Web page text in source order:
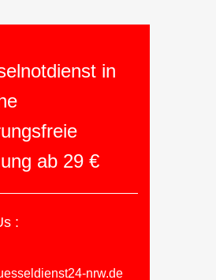
in
ab 29 €
:
nrw.de